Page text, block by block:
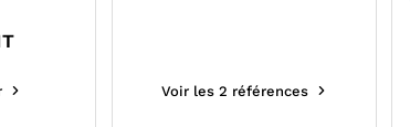
Voir les 2 références